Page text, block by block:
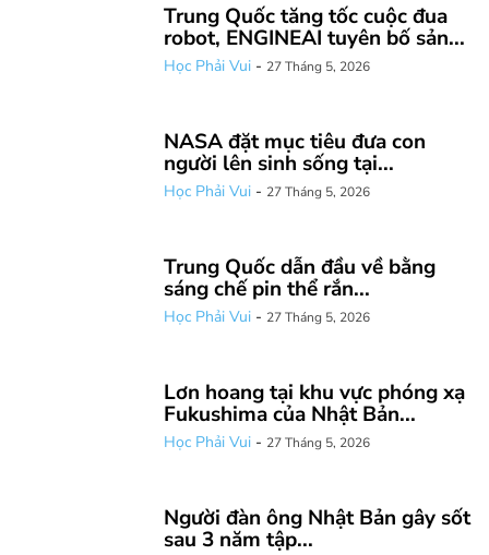
Trung Quốc tăng tốc cuộc đua
robot, ENGINEAI tuyên bố sản...
Học Phải Vui - 27 Tháng 5, 2026
NASA đặt mục tiêu đưa con
người lên sinh sống tại...
Học Phải Vui - 27 Tháng 5, 2026
Trung Quốc dẫn đầu về bằng
sáng chế pin thể rắn...
Học Phải Vui - 27 Tháng 5, 2026
Lơn hoang tại khu vực phóng xạ
Fukushima của Nhật Bản...
Học Phải Vui - 27 Tháng 5, 2026
Người đàn ông Nhật Bản gây sốt
sau 3 năm tập...